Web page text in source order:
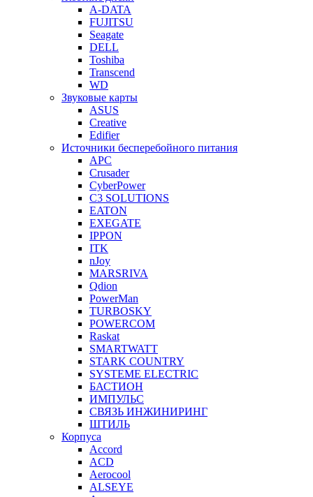
A-DATA
FUJITSU
Seagate
DELL
Toshiba
Transcend
WD
Звуковые карты
ASUS
Creative
Edifier
Источники бесперебойного питания
APC
Crusader
CyberPower
C3 SOLUTIONS
EATON
EXEGATE
IPPON
ITK
nJoy
MARSRIVA
Qdion
PowerMan
TURBOSKY
POWERCOM
Raskat
SMARTWATT
STARK COUNTRY
SYSTEME ELECTRIC
БАСТИОН
ИМПУЛЬС
СВЯЗЬ ИНЖИНИРИНГ
ШТИЛЬ
Корпуса
Accord
ACD
Aerocool
ALSEYE